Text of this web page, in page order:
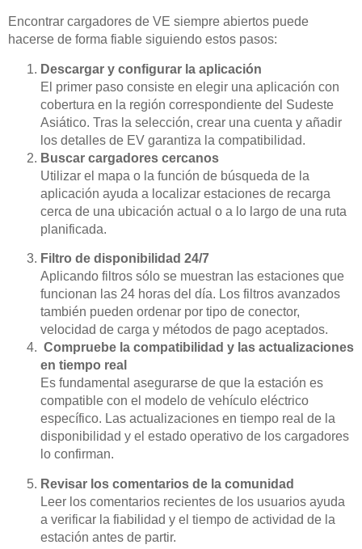
Encontrar cargadores de VE siempre abiertos puede
hacerse de forma fiable siguiendo estos pasos:
Descargar y configurar la aplicación
El primer paso consiste en elegir una aplicación con
cobertura en la región correspondiente del Sudeste
Asiático. Tras la selección, crear una cuenta y añadir
los detalles de EV garantiza la compatibilidad.
Buscar cargadores cercanos
Utilizar el mapa o la función de búsqueda de la
aplicación ayuda a localizar estaciones de recarga
cerca de una ubicación actual o a lo largo de una ruta
planificada.
Filtro de disponibilidad 24/7
Aplicando filtros sólo se muestran las estaciones que
funcionan las 24 horas del día. Los filtros avanzados
también pueden ordenar por tipo de conector,
velocidad de carga y métodos de pago aceptados.
Compruebe la compatibilidad y las actualizaciones
en tiempo real
Es fundamental asegurarse de que la estación es
compatible con el modelo de vehículo eléctrico
específico. Las actualizaciones en tiempo real de la
disponibilidad y el estado operativo de los cargadores
lo confirman.
Revisar los comentarios de la comunidad
Leer los comentarios recientes de los usuarios ayuda
a verificar la fiabilidad y el tiempo de actividad de la
estación antes de partir.